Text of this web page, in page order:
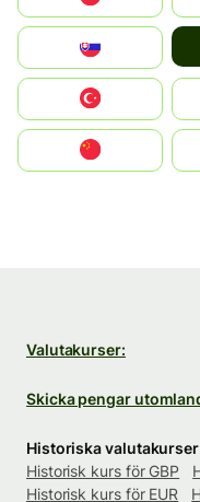
United States
中國香港特別行政區
Valutakurser:
Skicka pengar
Historiska
Historisk kurs för GBP
Historisk kurs för EUR